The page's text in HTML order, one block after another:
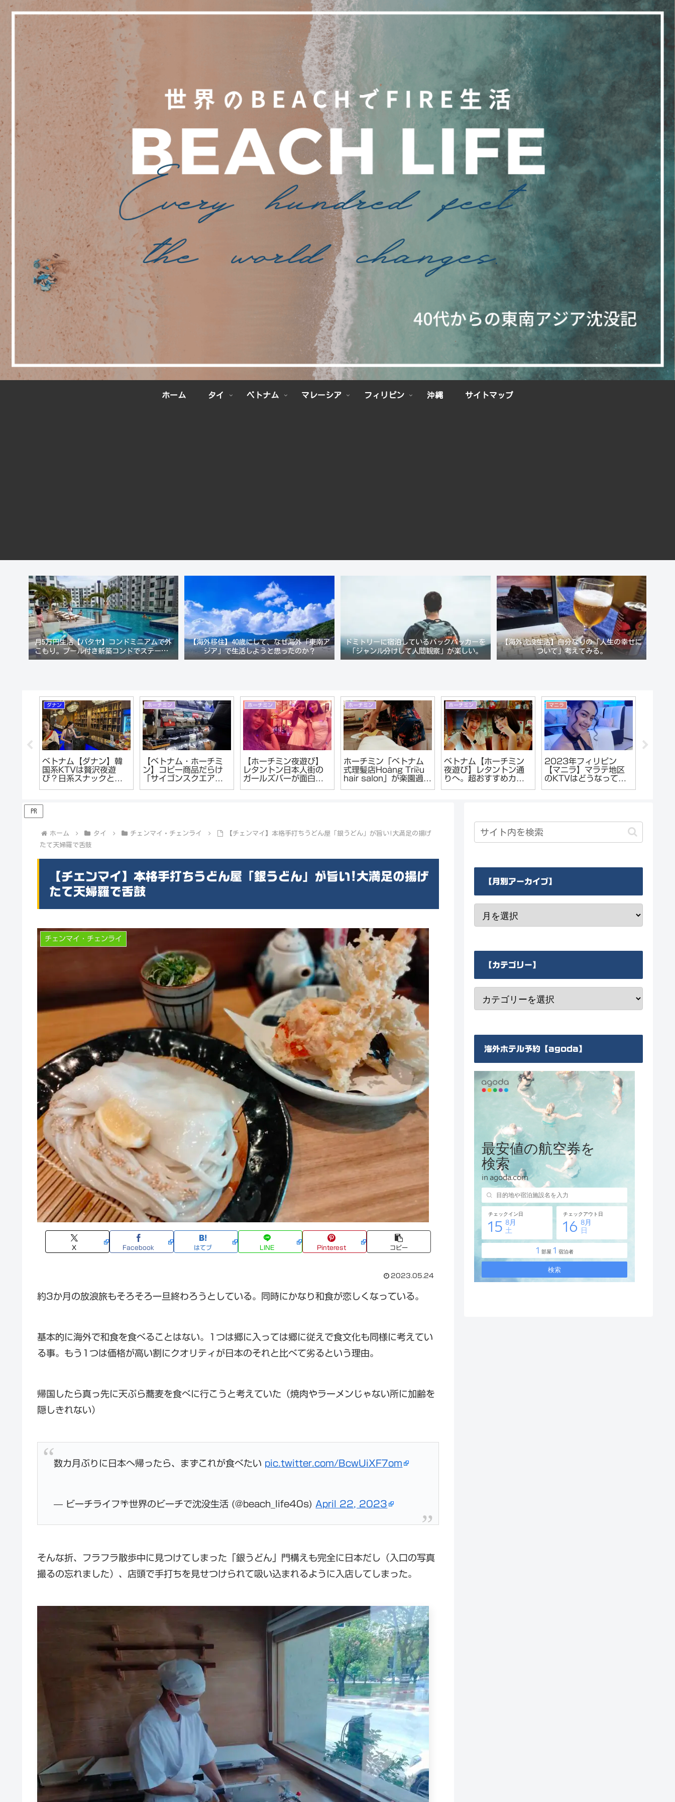
ホーム タイ ベトナム マレーシア フィリピン 沖縄 サイトマップ
月5万円生活【パタヤ】コンドミニアムで外
こもり。プール付き新築コンドでステーキ&
ウオッカ三昧
【海外移住】40歳にして、なぜ海外「東南ア
ジア」で生活しようと思ったのか？
ドミトリーに宿泊しているバックパッカーを
「ジャンル分けして人間観察」が楽しい。
【海外沈没生活】自分なりの「人生の幸せに
ついて」考えてみる。
ダナン
ベトナム【ダナン】韓
国系KTVは贅沢夜遊
び？日系スナックとの
じゃない!?
ホーチミン
【ベトナム・ホーチミ
ン】コピー商品だらけ
「サイゴンスクエア」
ホーチミン
【ホーチミン夜遊び】
レタントン日本人街の
ガールズバーが面白
ホーチミン
ホーチミン「ベトナム
式理髪店Hoàng Triều
hair salon」が楽園過ぎ
ホーチミン
ベトナム【ホーチミン
夜遊び】レタントン通
りへ。超おすすめカラ
マニラ
2023年フィリピン
【マニラ】マラテ地区
のKTVはどうなってい
PR
ホーム タイ チェンマイ・チェンライ
【チェンマイ】本格手打ちうどん屋「銀うどん」が旨い!大満足の揚げ
たて天婦羅で舌鼓
【チェンマイ】本格手打ちうどん屋「銀うどん」が旨い!大満足の揚げ
たて天婦羅で舌鼓
チェンマイ・チェンライ
X Facebook はてブ LINE Pinterest コピー
2023.05.24
約3か月の放浪旅もそろそろ一旦終わろうとしている。同時にかなり和食が恋しくなっている。
基本的に海外で和食を食べることはない。1つは郷に入っては郷に従えで食文化も同様に考えてい
る事。もう1つは価格が高い割にクオリティが日本のそれと比べて劣るという理由。
帰国したら真っ先に天ぷら蕎麦を食べに行こうと考えていた（焼肉やラーメンじゃない所に加齢を
隠しきれない）
数カ月ぶりに日本へ帰ったら、まずこれが食べたい pic.twitter.com/BcwUiXF7om
— ビーチライフ🌴世界のビーチで沈没生活 (@beach_life40s) April 22, 2023
そんな折、フラフラ散歩中に見つけてしまった「銀うどん」門構えも完全に日本だし（入口の写真
撮るの忘れました）、店頭で手打ちを見せつけられて吸い込まれるように入店してしまった。
【月別アーカイブ】
【カテゴリー】
海外ホテル予約【agoda】